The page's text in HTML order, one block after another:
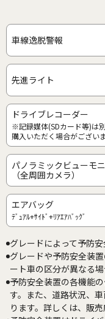
車線逸脱警報
先進ライト
ドライブレコーダー
※記録媒体(SDカード等)は
購入いただく場合がござい
パノラミックビューモ
（全周囲カメラ）
エアバッグ
ﾃﾞｭｱﾙ+ｻｲﾄﾞ+ﾘｱｴｱﾊﾞｯｸﾞ
グレードによって予防
グレードや予防安全装
ート車の区分が異なる場
予防安全装置の各機能
す。また、道路状況、
ります。詳しくは、販